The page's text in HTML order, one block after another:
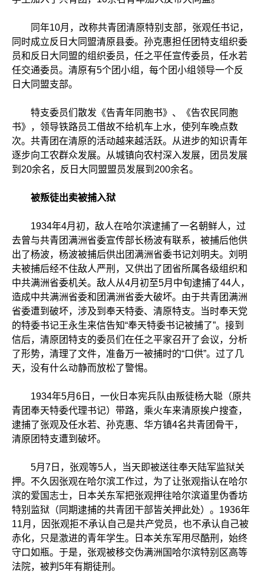
同年10月，改称共青团清原特别支部，张观任书记，
同时成立反日大同盟清原县委。孙克惠担任团特支组织委
员和反日大同盟的组织委员，任之平任宣传委员，任水若
任交通委员。清原有5个团小组，每个团小组领导一个反
日大同盟支部。
特支委员们散发《告青年同胞书》、《告农民同胞
书》，领导铁路员工借故不给机车上水，使列车晚点数
次。共青团在清原的活动越来越活跃。从进步的知识青年
逐步向工农群众发展。从城镇向农村深入发展，团员发展
到20余名，反日大同盟盟员发展到200余名。
被叛徒出卖被捕入狱
1934年4月初，敌人在哈尔滨逮捕了一名朝鲜人，过
去曾与共青团满洲省委宣传部长杨波有联系，被捕后他供
出了杨波，杨波被捕后供出团满洲省委书记刘明夫。刘明
夫被捕后经不住敌人严刑，又供出了团省所属各级组织和
中共满洲省委机关。敌人从4月初至5月中旬逮捕了44人，
造成中共满洲省委和团满洲省委大破坏。由于共青团满洲
省委遭到破坏，涉及到奉天特委、清原特支。当时奉天党
的特委书记王永生来信告知“奉天特委书记被捕了”。接到
信后，清原团特支的委员们在任之平家召开了会议，分析
了形势，清理了文件，准备万一被捕时的“口供”。过了几
天，没有什么动静而放松了警惕。
1934年5月6日，一伙日本宪兵队由叛徒杨大聪（原共
青团奉天特委代理书记）带路，乘火车来清原挨户搜查，
逮捕了张观及任水若、孙克惠、华方镇4名共青团骨干，
清原团特支遭到破坏。
5月7日，张观等5人，当天即被送往奉天陆军监狱关
押。不久因张观在哈尔滨工作过，为了让张观指认在哈尔
滨的爱国志士，日本关东军把张观押往哈尔滨道里伪香坊
特别监狱（同期逮捕的共青团干部皆关押此处）。1936年
11月，因张观拒不承认自己是共产党员，也不承认自己被
赤化，只是激进的青年学生。日本关东军用尽酷刑，始终
守口如瓶。于是，张观被移交伪满洲国哈尔滨特别区高等
法院，被判5年有期徒刑。